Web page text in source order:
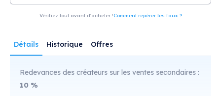
Vérifiez tout avant d'acheter !Comment repérer les faux ?
Détails Historique Offres
Redevances des créateurs sur les ventes secondaires :
10 %